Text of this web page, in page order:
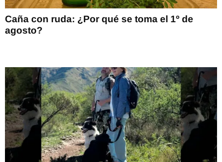
Caña con ruda: ¿Por qué se toma el 1º de
agosto?